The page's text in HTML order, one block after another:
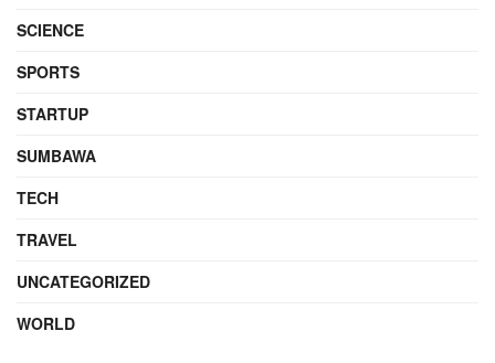
SCIENCE
SPORTS
STARTUP
SUMBAWA
TECH
TRAVEL
UNCATEGORIZED
WORLD